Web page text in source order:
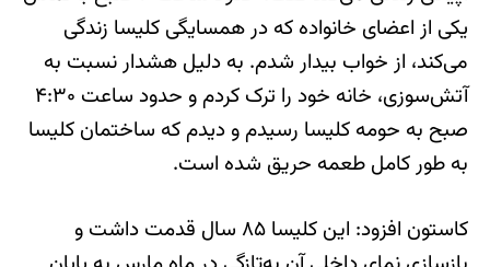
یکی از اعضای خانواده که در همسایگی کلیسا زندگی
می‌کند، از خواب بیدار شدم. به دلیل هشدار نسبت به
آتش‌سوزی، خانه خود را ترک کردم و حدود ساعت ۴:۳۰
صبح به حومه کلیسا رسیدم و دیدم که ساختمان کلیسا
به طور کامل طعمه حریق شده است.
کاستون افزود: این کلیسا ۸۵ سال قدمت داشت و